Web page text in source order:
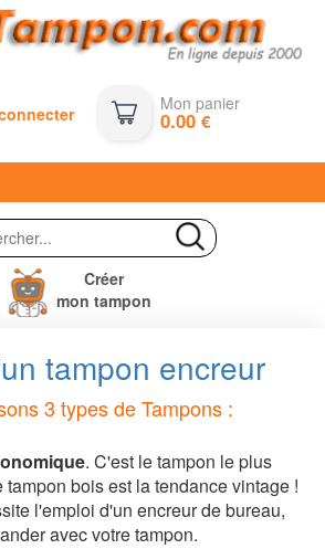
Mon panier
0.00€
Créer
mon tampon
tampon encreur
3 types de Tampons :
. C'est le tampon le plus
tampon bois est la tendance vintage !
l'emploi d'un encreur de bureau,
avec votre tampon.